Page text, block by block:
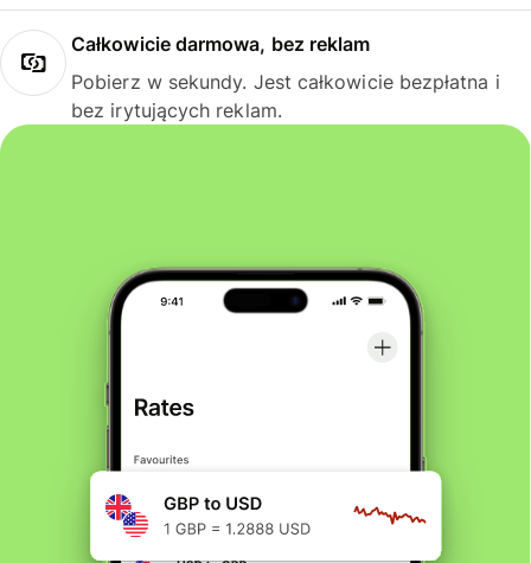
Całkowicie darmowa, bez reklam
Pobierz w sekundy. Jest całkowicie bezpłatna i
bez irytujących reklam.